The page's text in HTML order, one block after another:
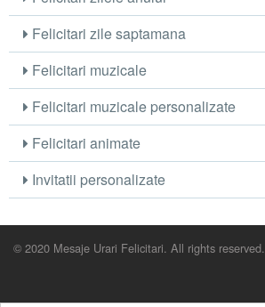
Felicitari zile saptamana
Felicitari muzicale
Felicitari muzicale personalizate
Felicitari animate
Invitatii personalizate
© 2020 Mesaje Urari Felicitari. All rights reserved.